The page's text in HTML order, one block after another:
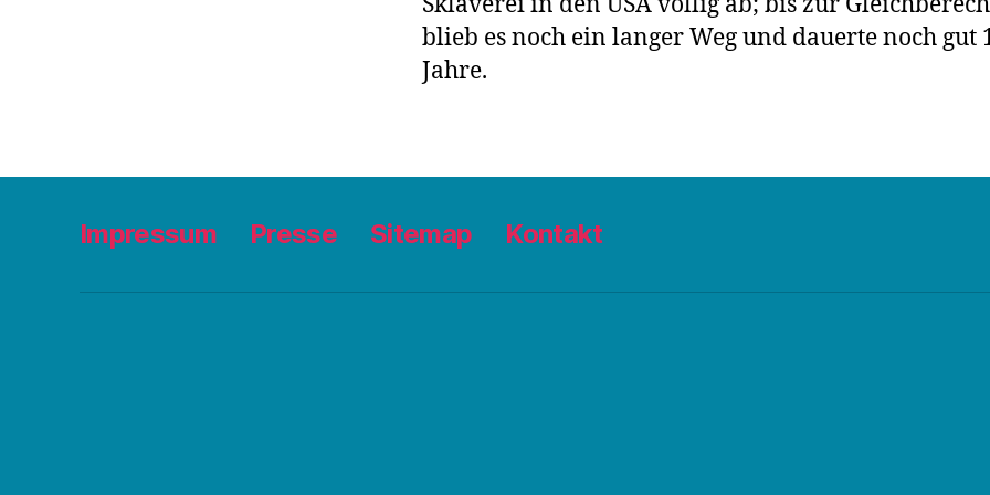
blieb es noch ein langer Weg und dauerte noch gut
Jahre.
Impressum Presse Sitemap Kontakt